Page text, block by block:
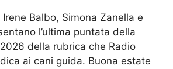
Balbo, Simona Zanella e
l’ultima puntata della
della rubrica che Radio
ai cani guida. Buona estate